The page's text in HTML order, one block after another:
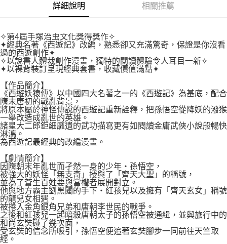
易，需依本服務之必要範圍內提供個人資料，並將交易相關給付款項請求債
https://aftee.tw/terms/#terms3
３．未成年的使用者請事先徵得法定代理人或監護人之同意方可使用
「AFTEE先享後付」，若未經同意申辦者引起之損失，本公司不負相關責
任。
４．使用「AFTEE先享後付」時，將依據個別帳號之用戶狀況，依本公司即
請求用戶進行身份認證。
５．嚴禁一人註冊多個帳號或使用他人資訊註冊。若發現惡意使用之情形，
恩沛科技股份有限公司將有權停止該用戶之使用額度並採取法律行動。
付款後7-11取貨
宅配
每筆NT$100，滿NT$800(含以上)免運費
國家/地區配送
詳細說明 相關推薦
✧第4屆手塚治虫文化獎得獎作✧
✦經典名著《西遊記》改編，熟悉卻又充滿驚奇，保證是你沒看
過的西遊創作✦
✧以說書人體裁創作漫畫，獨特的閱讀體驗令人耳目一新✧
✦以裸背裝訂呈現經典套書，收藏價值滿點✦
【作品簡介】
《西遊妖猿傳》以中國四大名著之一的《西遊記》為基底，配合
隋末唐初的戰亂背景，
將原本屬於神怪傳說的西遊記重新詮釋，把孫悟空從降妖的潑猴
一舉改造成亂世的英雄。
諸星大二郎鉅細靡遺的武功描寫更有如閱讀金庸武俠小說般暢快
淋漓。
為西遊記最經典的改編漫畫。
【劇情簡介】
因隋朝末年亂世而孑然一身的少年‧孫悟空，
被強大的妖怪「無支奇」授與了「齊天大聖」的稱號，
並為了蒼生百姓要與當權者展開對立。
他與地方霸主劉黑闥的手下‧紅孩兒以及擁有「齊天玄女」稱號
的龍兒女相遇。
被捲入金角銀角兄弟和唐朝李世民的戰爭。
之後和紅孩兒一起暗殺唐朝太子的孫悟空被通緝，並與旅行中的
和尚玄奘碰了幾次面，
受玄奘的信念所吸引，孫悟空便追著玄奘腳步一同前往天竺取
經。